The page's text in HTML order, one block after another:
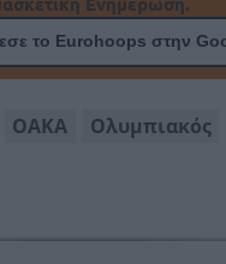
το Eurohoops στην
ΟΑΚΑ
Ολυμπιακός